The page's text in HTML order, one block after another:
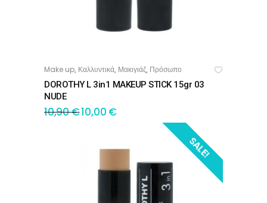
ΠΡΟΣΘΉΚΗ ΣΤΟ ΚΑΛΆΘΙ
Make up, Καλλυντικά, Μακιγιάζ, Πρόσωπο
DOROTHY L 3in1 MAKEUP STICK 15gr 03
NUDE
10,90€10,00 €
SALE!